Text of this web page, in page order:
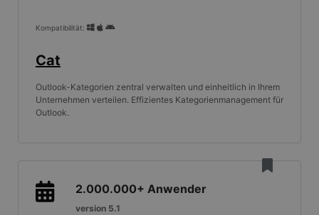
Kompatibilität:
Cat
Outlook-Kategorien zentral verwalten und einheitlich in Ihrem
Unternehmen verteilen. Effizientes Kategorienmanagement für
Outlook.
2.000.000+ Anwender
version 5.1